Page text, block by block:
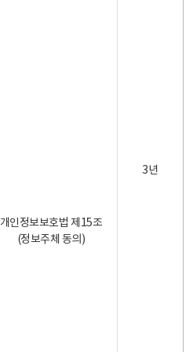
개인정보보호법 제15조
(정보주체 동의)
3년